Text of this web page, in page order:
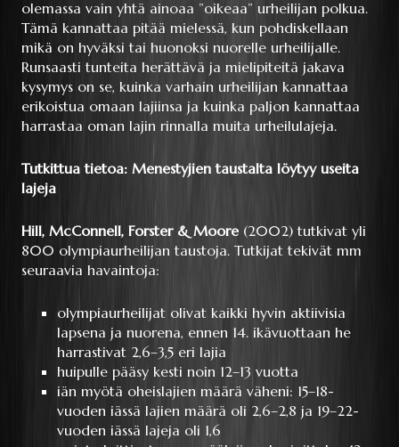
olemassa vain yhtä ainoaa ”oikeaa” urheilijan polkua.
Tämä kannattaa pitää mielessä, kun pohdiskellaan
mikä on hyväksi tai huonoksi nuorelle urheilijalle.
Runsaasti tunteita herättävä ja mielipiteitä jakava
kysymys on se, kuinka varhain urheilijan kannattaa
erikoistua omaan lajiinsa ja kuinka paljon kannattaa
harrastaa oman lajin rinnalla muita urheilulajeja.
Tutkittua tietoa: Menestyjien taustalta löytyy useita
lajeja
Hill, McConnell, Forster & Moore (2002) tutkivat yli
800 olympiaurheilijan taustoja. Tutkijat tekivät mm
seuraavia havaintoja:
olympiaurheilijat olivat kaikki hyvin aktiivisia
lapsena ja nuorena, ennen 14. ikävuottaan he
harrastivat 2,6–3,5 eri lajia
huipulle pääsy kesti noin 12–13 vuotta
iän myötä oheislajien määrä väheni: 15–18-
vuoden iässä lajien määrä oli 2,6–2,8 ja 19–22-
vuoden iässä lajeja oli 1,6